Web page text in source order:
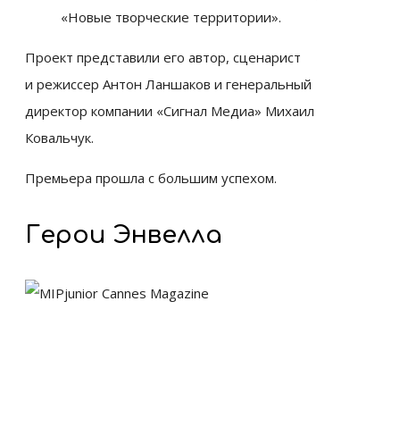
«Новые творческие территории».
Проект представили его автор, сценарист
и режиссер Антон Ланшаков и генеральный
директор компании «Сигнал Медиа» Михаил
Ковальчук.
Премьера прошла с большим успехом.
Герои Энвелла